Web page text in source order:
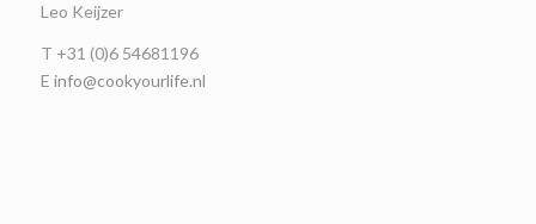
Leo Keijzer
T +31 (0)6 54681196
E info@cookyourlife.nl